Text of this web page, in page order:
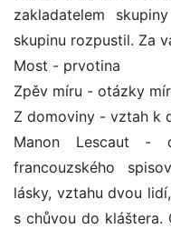
zakladatelem
skupinu rozpustil. Za
Most - prvotina
Zpěv míru - otázky
Z domoviny - vztah k
Manon Lescaut -
francouzského
lásky, vztahu dvou
s chůvou do